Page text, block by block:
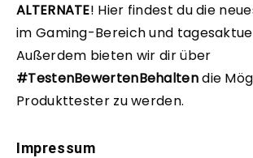
ALTERNATE! Hier findest du die
im Gaming-Bereich und
Außerdem bieten wir dir über
#TestenBewertenBehaltendie
Produkttester zu werden.
Impressum